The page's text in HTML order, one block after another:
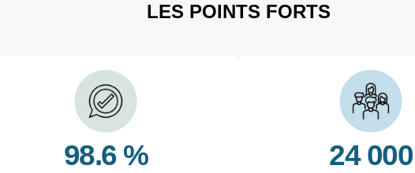
LES POINTS FORTS
98.6 % 24 000